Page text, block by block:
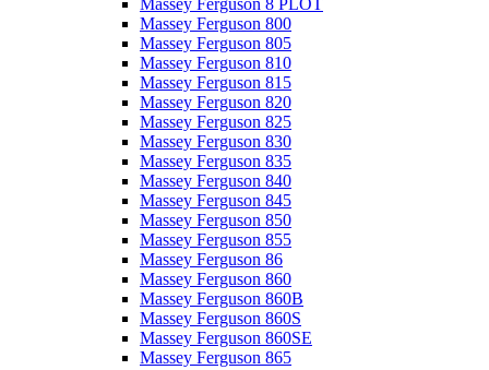
Massey Ferguson 8 PLOT
Massey Ferguson 800
Massey Ferguson 805
Massey Ferguson 810
Massey Ferguson 815
Massey Ferguson 820
Massey Ferguson 825
Massey Ferguson 830
Massey Ferguson 835
Massey Ferguson 840
Massey Ferguson 845
Massey Ferguson 850
Massey Ferguson 855
Massey Ferguson 86
Massey Ferguson 860
Massey Ferguson 860B
Massey Ferguson 860S
Massey Ferguson 860SE
Massey Ferguson 865